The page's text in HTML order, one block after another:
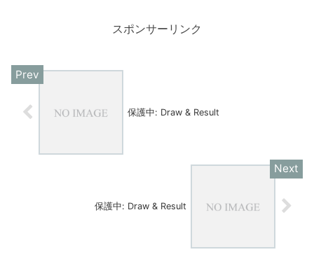
スポンサーリンク
保護中: Draw & Result
保護中: Draw & Result